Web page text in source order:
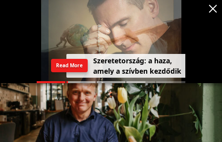
Szeretetország: a haza,
amely a szívben kezdődik
Read More